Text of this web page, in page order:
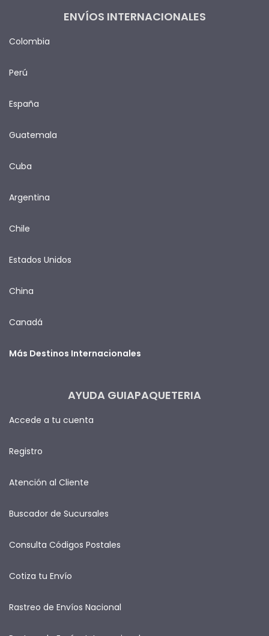
ENVÍOS INTERNACIONALES
Colombia
Perú
España
Guatemala
Cuba
Argentina
Chile
Estados Unidos
China
Canadá
Más Destinos Internacionales
AYUDA GUIAPAQUETERIA
Accede a tu cuenta
Registro
Atención al Cliente
Buscador de Sucursales
Consulta Códigos Postales
Cotiza tu Envío
Rastreo de Envíos Nacional